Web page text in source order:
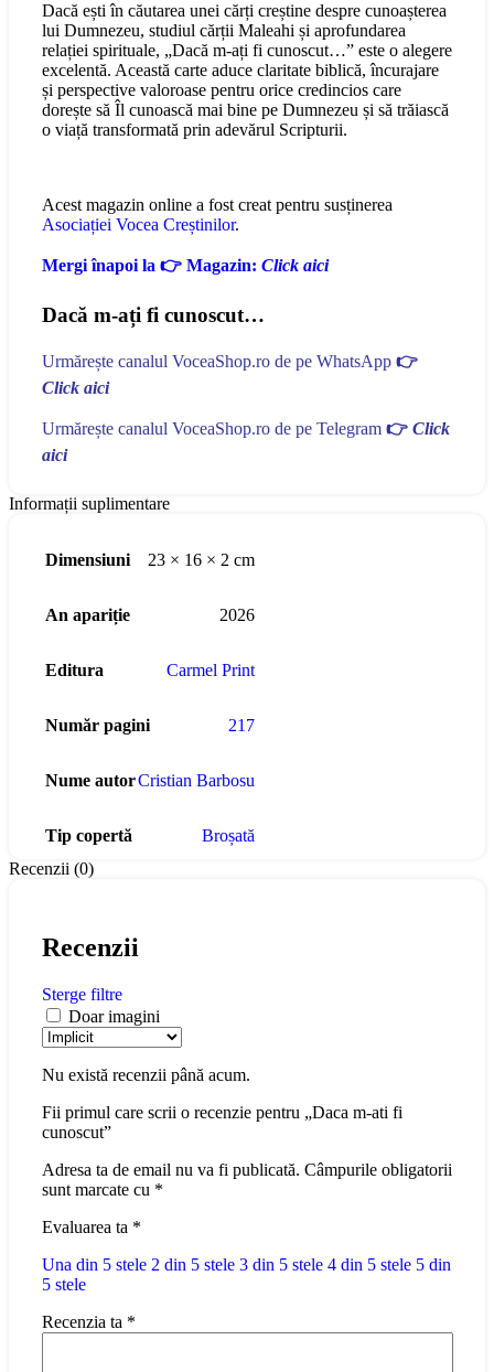
Dacă ești în căutarea unei cărți creștine despre cunoașterea
lui Dumnezeu, studiul cărții Maleahi și aprofundarea
relației spirituale, „Dacă m-ați fi cunoscut…” este o alegere
excelentă. Această carte aduce claritate biblică, încurajare
și perspective valoroase pentru orice credincios care
dorește să Îl cunoască mai bine pe Dumnezeu și să trăiască
o viață transformată prin adevărul Scripturii.
Acest magazin online a fost creat pentru susținerea
Asociației Vocea Creștinilor.
Mergi înapoi la 👉 Magazin: Click aici
Dacă m-ați fi cunoscut…
Urmărește canalul VoceaShop.ro de pe WhatsApp 👉
Click aici
Urmărește canalul VoceaShop.ro de pe Telegram 👉 Click
aici
Informații suplimentare
Dimensiuni 23 × 16 × 2 cm
An apariție 2026
Editura Carmel Print
Număr pagini 217
Nume autorCristian Barbosu
Tip copertă
Broșată
Recenzii (0)
Recenzii
Sterge filtre
Doar imagini
Nu există recenzii până acum.
Fii primul care scrii o recenzie pentru „Daca m-ati fi
cunoscut”
Adresa ta de email nu va fi publicată. Câmpurile obligatorii
sunt marcate cu *
Evaluarea ta *
Una din 5 stele 2 din 5 stele 3 din 5 stele 4 din 5 stele 5 din
5 stele
Recenzia ta *